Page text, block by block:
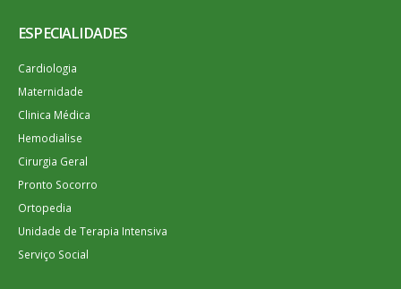
ESPECIALIDADES
Cardiologia
Maternidade
Clinica Médica
Hemodialise
Cirurgia Geral
Pronto Socorro
Ortopedia
Unidade de Terapia Intensiva
Serviço Social